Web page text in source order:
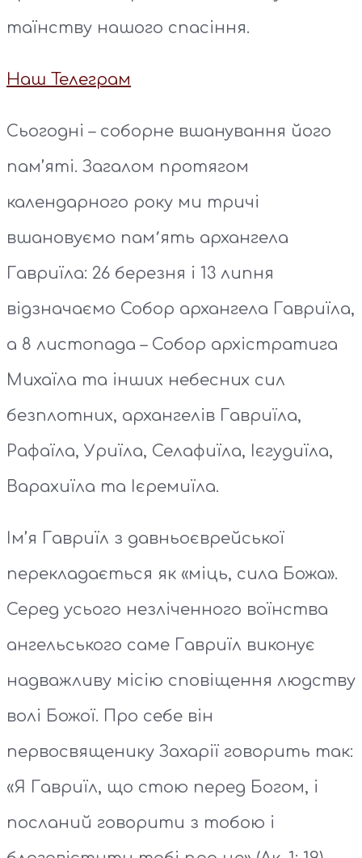
таїнству нашого спасіння.
Наш Телеграм
Сьогодні – соборне вшанування його
пам’яті. Загалом протягом
календарного року ми тричі
вшановуємо пам՚ять архангела
Гавриїла: 26 березня і 13 липня
відзначаємо Собор архангела Гавриїла,
а 8 листопада – Собор архістратига
Михаїла та інших небесних сил
безплотних, архангелів Гавриїла,
Рафаїла, Уриїла, Селафиїла, Ієгудиїла,
Варахиїла та Ієремиїла.
Ім’я Гавриїл з давньоєврейської
перекладається як «міць, сила Божа».
Серед усього незліченного воїнства
ангельського саме Гавриїл виконує
надважливу місію сповіщення людству
волі Божої. Про себе він
первосвященику Захарії говорить так:
«Я Гавриїл, що стою перед Богом, і
посланий говорити з тобою і